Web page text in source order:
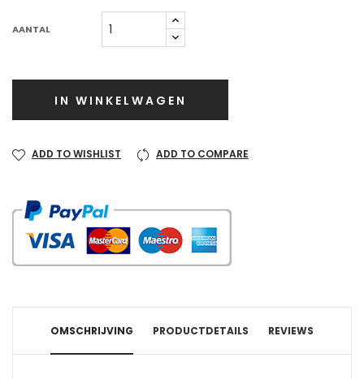
AANTAL
IN WINKELWAGEN
ADD TO WISHLIST ADD TO COMPARE
OMSCHRIJVING PRODUCTDETAILS REVIEWS